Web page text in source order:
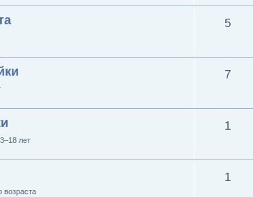
5
7
лет
1
возраста
1